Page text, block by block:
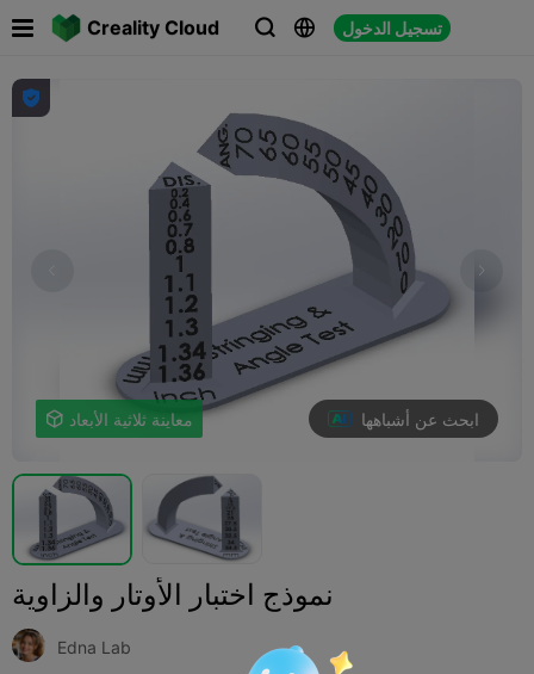
Creality Cloud   تسجيل الدخول

 معاينة ثلاثية الأبعاد ابحث عن أشباهها
نموذج اختبار الأوتار والزاوية
Edna Lab